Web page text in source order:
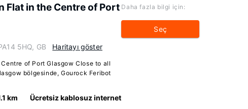
Flat in the Centre of Port
5HQ, GB Haritayı göster
of Port Glasgow Close to all
bölgesinde, Gourock Feribot
km Ücretsiz kablosuz internet
Daha fazla bilgi için:
Seç